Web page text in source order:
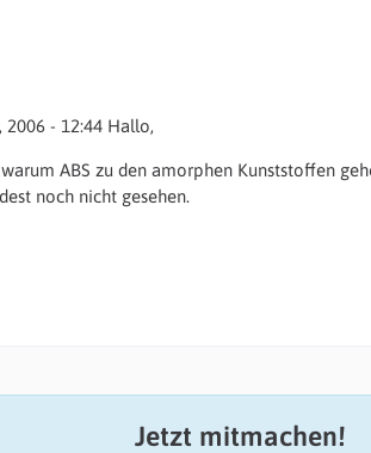
2006 - 12:44 Hallo,
ABS zu den amorphen Kunststoffen
noch nicht gesehen.
Jetzt mitmachen!